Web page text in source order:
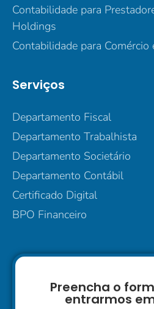
Contabilidade para
Holdings
Contabilidade para Comércio
Serviços
Departamento Fiscal
Departamento Trabalhista
Departamento Societário
Departamento Contábil
Certificado Digital
BPO Financeiro
Preencha o
entrarmos